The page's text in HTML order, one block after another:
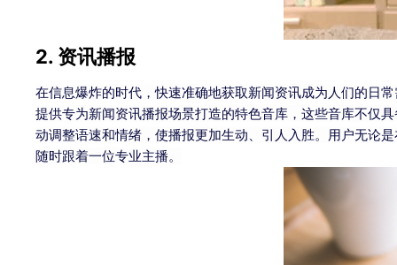
2. 资讯播报
在信息爆炸的时代，快速准确地获取新闻资讯成为人们的日
提供专为新闻资讯播报场景打造的特色音库，这些音库不仅
动调整语速和情绪，使播报更加生动、引人入胜。用户无论
随时跟着一位专业主播。